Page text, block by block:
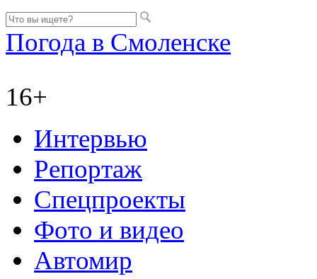
Погода в Смоленске
16+
Интервью
Репортаж
Спецпроекты
Фото и видео
Автомир